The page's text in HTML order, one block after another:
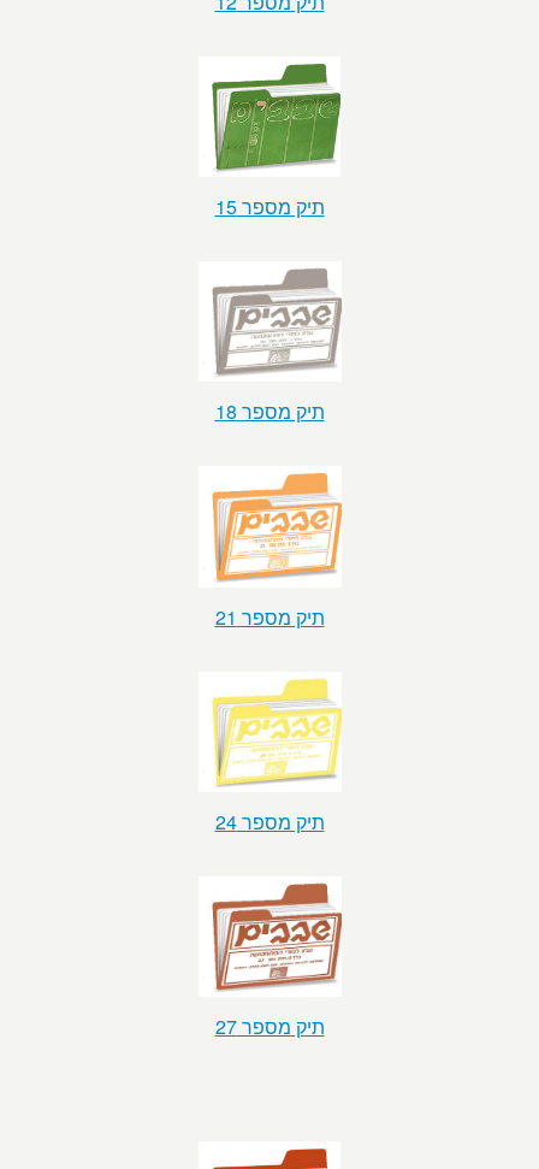
תיק מספר 15
תיק מספר 18
תיק מספר 21
תיק מספר 24
תיק מספר 27